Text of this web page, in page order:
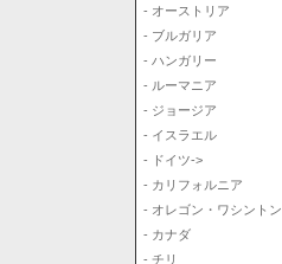
- オーストリア
- ブルガリア
- ハンガリー
- ルーマニア
- ジョージア
- イスラエル
- ドイツ->
- カリフォルニア
- オレゴン・ワシントン
- カナダ
- チリ